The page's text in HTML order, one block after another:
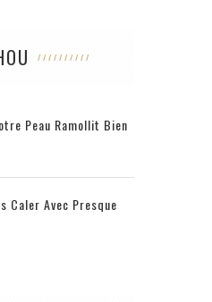
Peau Ramollit Bien
Caler Avec Presque